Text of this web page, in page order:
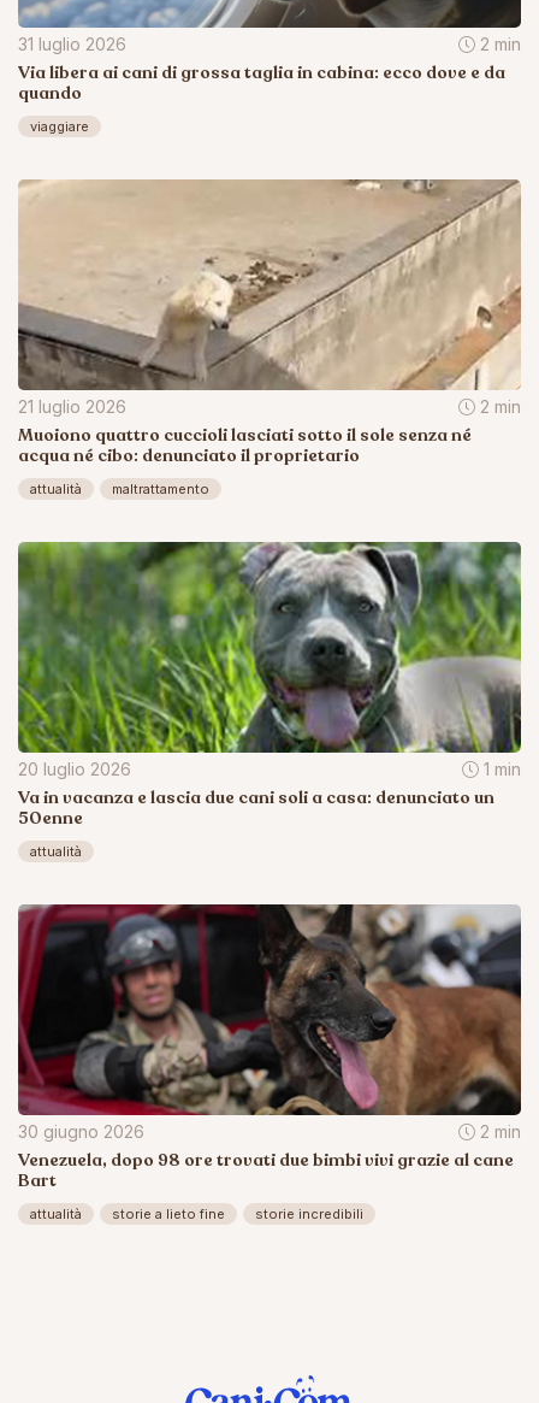
31 luglio 2026 2 min
Via libera ai cani di grossa taglia in cabina: ecco dove e da
quando
viaggiare
21 luglio 2026 2 min
Muoiono quattro cuccioli lasciati sotto il sole senza né
acqua né cibo: denunciato il proprietario
attualità maltrattamento
20 luglio 2026 1 min
Va in vacanza e lascia due cani soli a casa: denunciato un
50enne
attualità
30 giugno 2026 2 min
Venezuela, dopo 98 ore trovati due bimbi vivi grazie al cane
Bart
attualità storie a lieto fine storie incredibili